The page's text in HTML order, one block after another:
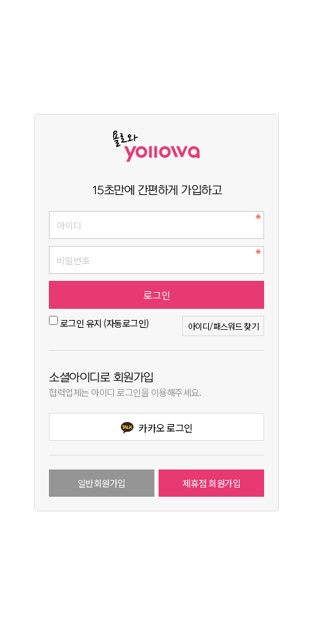
15초만에 간편하게 가입하고
로그인 유지 (자동로그인) 아이디/패스워드 찾기
소셜아이디로 회원가입
협력업체는 아이디 로그인을 이용해주세요.
카카오 로그인
일반회원가입 제휴점 회원가입